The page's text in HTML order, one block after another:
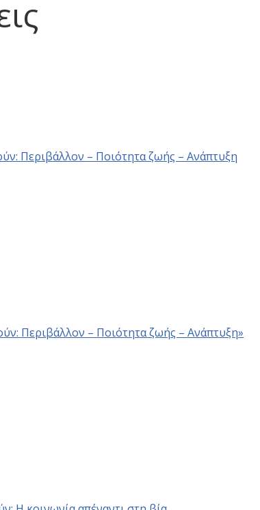
Περιβάλλον – Ποιότητα ζωής – Ανάπτυξη
Περιβάλλον – Ποιότητα ζωής – Ανάπτυξη»